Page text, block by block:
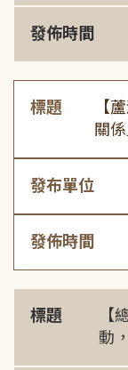
發佈時間
標題
【
關
發布單位
發佈時間
標題
【
動